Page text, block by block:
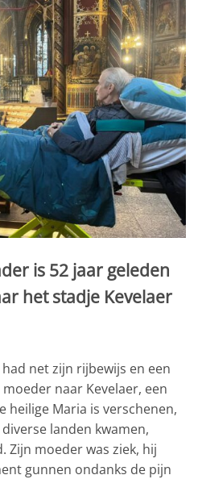
is 52 jaar geleden
het stadje Kevelaer
net zijn rijbewijs en een
naar Kevelaer, een
heilige Maria is verschenen,
landen kwamen,
Zijn moeder was ziek, hij
gunnen ondanks de pijn